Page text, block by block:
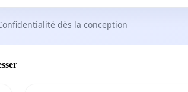
dès la conception